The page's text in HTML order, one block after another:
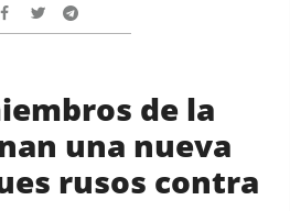
de la
una nueva
rusos contra